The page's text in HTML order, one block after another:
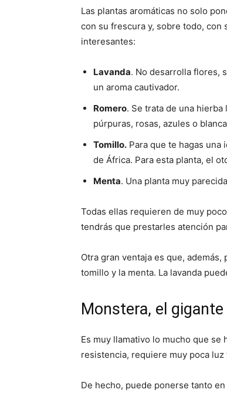
Las plantas aromáticas no solo
con su frescura y, sobre todo, con
interesantes:
Lavanda. No desarrolla flores,
un aroma cautivador.
Romero. Se trata de una
púrpuras, rosas, azules o
Tomillo. Para que te hagas
de África. Para esta planta, el
Menta. Una planta muy
Todas ellas requieren de muy
tendrás que prestarles atención
Otra gran ventaja es que,
tomillo y la menta. La lavanda
Monstera, el gigante
Es muy llamativo lo mucho que se
resistencia, requiere muy poca
De hecho, puede ponerse tanto